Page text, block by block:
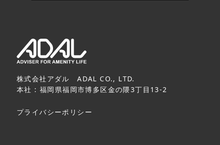
株式会社アダル ADAL CO., LTD.
本社 : 福岡県福岡市博多区金の隈3丁目13-2
プライバシーポリシー